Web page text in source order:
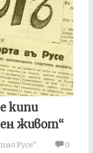
кипи
живот“
Русе"
0